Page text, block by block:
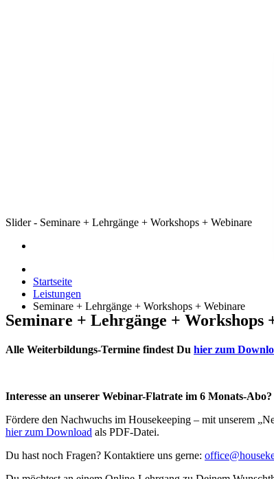
Slider - Seminare + Lehrgänge + Workshops + Webinare
Startseite
Leistungen
Seminare + Lehrgänge + Workshops + Webinare
Seminare + Lehrgänge + Workshops
Alle Weiterbildungs-Termine findest Du hier zum
Interesse an unserer Webinar-Flatrate im 6 Monats-Abo?
Fördere den Nachwuchs im Housekeeping – mit unserem
hier zum Download als PDF-Datei.
Du hast noch Fragen? Kontaktiere uns gerne: